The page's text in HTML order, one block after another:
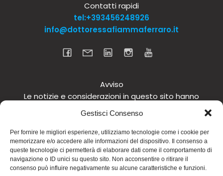
Gestisci Consenso
Per fornire le migliori esperienze, utilizziamo tecnologie come i cookie per
memorizzare e/o accedere alle informazioni del dispositivo. Il consenso a
queste tecnologie ci permetterà di elaborare dati come il comportamento di
navigazione o ID unici su questo sito. Non acconsentire o ritirare il
consenso può influire negativamente su alcune caratteristiche e funzioni.
Contatti rapidi
tel:+393456248926
info@dottoressafiammaferraro.it
Avviso
Le notizie e considerazioni in questo sito hanno
carattere informativo generale e non intendono in
non intraprendere o interrompere alcuna terapia o
assunzione o cambiamento di integratori o
tantomeno medicinali (nemmeno “naturali”) senza
una preventiva consultazione del proprio medico.